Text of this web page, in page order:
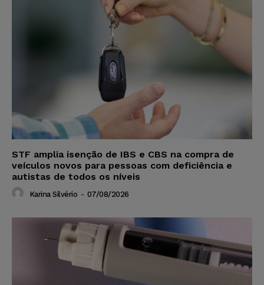
STF amplia isenção de IBS e CBS na compra de
veículos novos para pessoas com deficiência e
autistas de todos os níveis
Karina Silvério - 07/08/2026